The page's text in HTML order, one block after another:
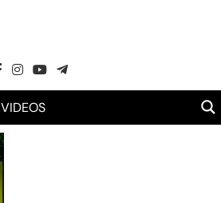
VIDEOS